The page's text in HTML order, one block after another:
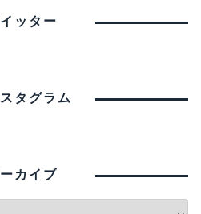
ッター
タグラム
カイブ